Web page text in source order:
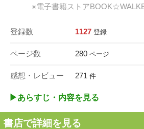
※電子書籍ストア
登録数 1127 登録
ページ数 280 ページ
感想・レビュー 271 件
▶︎あらすじ・内容を見る
書店で詳細を見る